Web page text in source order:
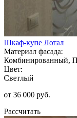
Шкаф-купе Лотал
Материал фасада:
Комбинированный,
Цвет:
Светлый
от 36 000 руб.
Рассчитать